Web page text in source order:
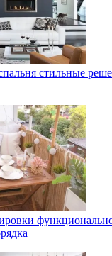
стильные